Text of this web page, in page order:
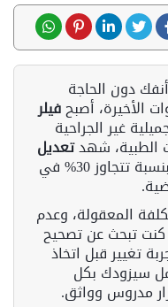
دون الحاجة
الأخيرة، أصبحفيلر
غير الجراحية
الطبية، شهدتعديل
زيادة ملحوظة بنسبة تتجاوز 30% في
المعقولة، وعدم
كنت تبحث عن تصحيح
تغيير قبل اتخاذ
سيزودك بكل
مدروس وواثق.